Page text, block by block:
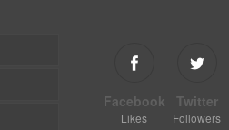
Facebook
Likes
Twitter
Followers